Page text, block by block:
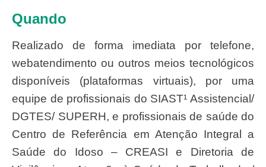
Quando
Realizado de forma imediata por telefone,
webatendimento ou outros meios tecnológicos
disponíveis (plataformas virtuais), por uma
equipe de profissionais do SIAST¹ Assistencial/
DGTES/ SUPERH, e profissionais de saúde do
Centro de Referência em Atenção Integral a
Saúde do Idoso – CREASI e Diretoria de